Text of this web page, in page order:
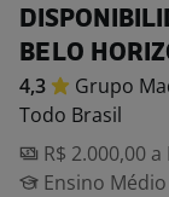
BELO
4,3 Grupo
Todo Brasil
R$ 2.000,00 a
Ensino Médio